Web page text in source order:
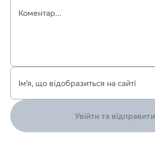
Коментар...
Ім’я, що відобразиться на сайті
Увійти та відправити